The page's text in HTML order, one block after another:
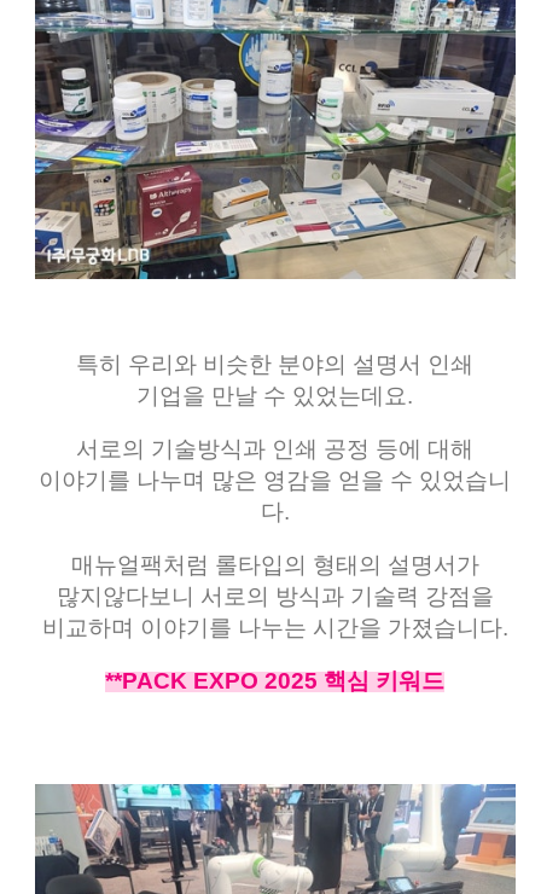
특히 우리와 비슷한 분야의 설명서 인쇄
기업을 만날 수 있었는데요.
서로의 기술방식과 인쇄 공정 등에 대해
이야기를 나누며 많은 영감을 얻을 수 있었습니
다.
매뉴얼팩처럼 롤타입의 형태의 설명서가
많지않다보니 서로의 방식과 기술력 강점을
비교하며 이야기를 나누는 시간을 가졌습니다.
**PACK EXPO 2025 핵심 키워드